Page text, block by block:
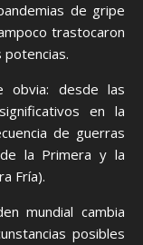
de gripe
trastocaron
obvia: desde las
en la
de guerras
la Primera y la
Fría).
mundial cambia
posibles